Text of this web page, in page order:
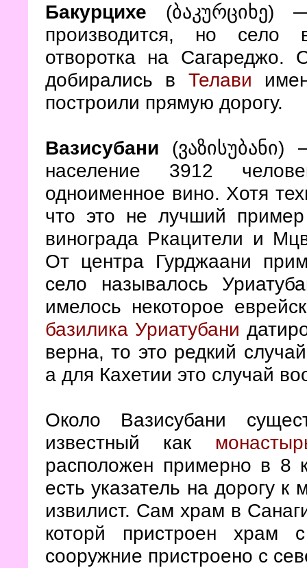
Бакурцихе (ბაკურციხე)
производится, но село
отворотка на
добирались в Телави
построили прямую дорогу.
Вазисубани (ვაზისუბანი)
население 3912
одноименное вино. Хотя
что это не лучший пример
винограда Ркацители и
От центра Гурджаани
село называлось
имелось некоторое
базилика Уриатубани
верна, то это редкий
а для Кахетии это случай
Около Вазисубани
известный как
расположен примерно в 8
есть указатель на дорогу к
извилист. Сам храм в
которй пристроен
сооружние пристроено с